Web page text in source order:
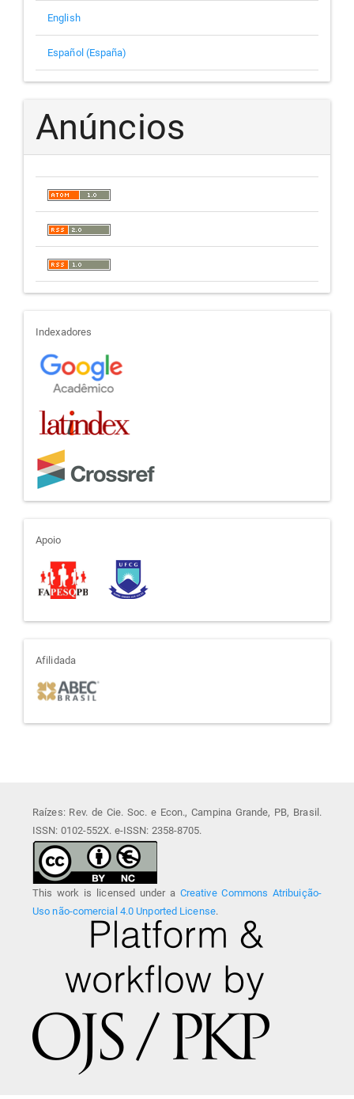
English
Español (España)
Anúncios
indexadores
Indexadores
apoio
Apoio
afiliada
Afilidada
Raízes: Rev. de Cie. Soc. e Econ., Campina Grande, PB, Brasil.
ISSN: 0102-552X. e-ISSN: 2358-8705.
This work is licensed under a Creative Commons Atribuição-
Uso não-comercial 4.0 Unported License.